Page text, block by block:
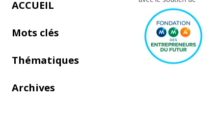
ACCUEIL
Mots clés
Thématiques
Archives